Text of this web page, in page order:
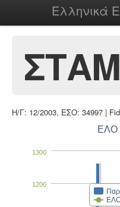
Ελληνικά
Η/Γ: 12/2003, ΕΣΟ: 34997 |
ΕΛΟ
1200
1300